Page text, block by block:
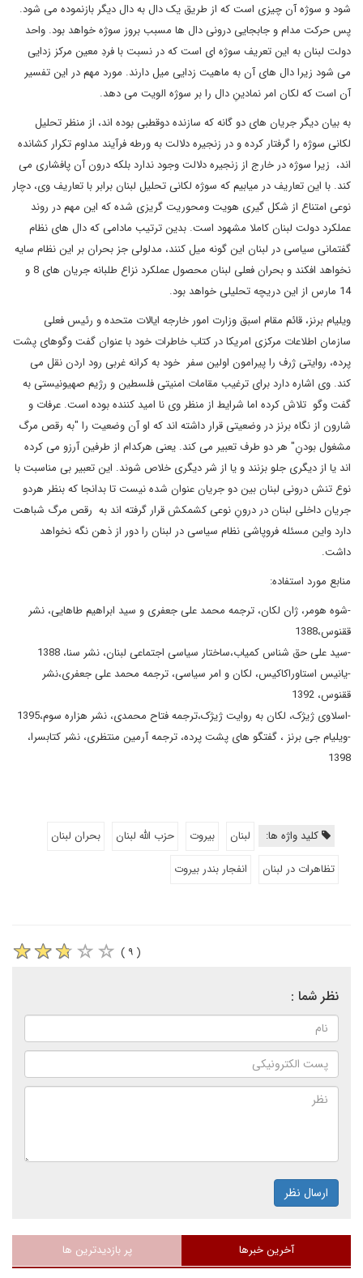
شود و سوژه آن چیزی است که از طریق یک دال به دال دیگر بازنموده می شود.
پس حرکت مدام و جابجایی درونی دال ها مسبب بروز سوژه خواهد بود. واحد
دولت لبنان به این تعریف سوژه ای است که در نسبت با فردِ معین مرکز زدایی
می شود زیرا دال های آن به ماهیت زدایی میل دارند. مورد مهم در این تفسیر
آن است که لکان امر نمادینِ دال را بر سوژه الویت می دهد.
به بیان دیگر جریان های دو گانه که سازنده دوقطبی بوده اند، از منظر تحلیل
لکانی سوژه را گرفتار کرده و در زنجیره دلالت به ورطه فرآیند مداوم تکرار کشانده
اند، زیرا سوژه در خارج از زنجیره دلالت وجود ندارد بلکه درون آن پافشاری می
کند. با این تعاریف در میابیم که سوژه لکانی تحلیل لبنان برابر با تعاریف وی، دچار
نوعی امتناع از شکل گیری هویت ومحوریت گریزی شده که این مهم در روند
عملکرد دولت لبنان کاملا مشهود است. بدین ترتیب مادامی که دال های نظام
گفتمانی سیاسی در لبنان این گونه میل کنند، مدلولی جز بحران بر این نظام سایه
نخواهد افکند و بحران فعلی لبنان محصول عملکرد نزاع طلبانه جریان های 8 و
14 مارس از این دریچه تحلیلی خواهد بود.
ویلیام برنز، قائم مقام اسبق وزارت امور خارجه ایالات متحده و رئیس فعلی
سازمان اطلاعات مرکزی امریکا در کتاب خاطرات خود با عنوان گفت وگوهای پشت
پرده، روایتی ژرف را پیرامون اولین سفر خود به کرانه غربی رود اردن نقل می
کند. وی اشاره دارد برای ترغیب مقامات امنیتی فلسطین و رژیم صهیونیستی به
گفت وگو تلاش کرده اما شرایط از منظر وی نا امید کننده بوده است. عرفات و
شارون از نگاه برنز در وضعیتی قرار داشته اند که او آن وضعیت را "به رقص مرگ
مشغول بودنِ" هر دو طرف تعبیر می کند. یعنی هرکدام از طرفین آرزو می کرده
اند یا از دیگری جلو بزنند و یا از شر دیگری خلاص شوند. این تعبیر بی مناسبت با
نوع تنش درونی لبنان بین دو جریان عنوان شده نیست تا بدانجا که بنظر هردو
جریان داخلی لبنان در درونِ نوعی کشمکش قرار گرفته اند به رقص مرگ شباهت
دارد واین مسئله فروپاشی نظام سیاسی در لبنان را دور از ذهن نگه نخواهد
داشت.
منابع مورد استفاده:
-شوه هومر، ژان لکان، ترجمه محمد علی جعفری و سید ابراهیم طاهایی، نشر
ققنوس،1388
-سید علی حق شناس کمیاب،ساختار سیاسی اجتماعی لبنان، نشر سنا، 1388
-یانیس استاوراکاکیس، لکان و امر سیاسی، ترجمه محمد علی جعفری،نشر
ققنوس، 1392
-اسلاوی ژیژک، لکان به روایت ژیژک،ترجمه فتاح محمدی، نشر هزاره سوم،1395
-ویلیام جی برنز ، گفتگو های پشت پرده، ترجمه آرمین منتظری، نشر کتابسرا،
1398
کلید واژه ها: لبنان بیروت حزب الله لبنان
بحران لبنان
تظاهرات در لبنان
انفجار بندر بیروت
( ۹ )
نظر شما :
ارسال نظر
آخرین خبرها پر بازدیدترین ها